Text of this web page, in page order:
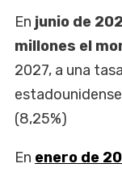
En junio de
millones el
2027, a una
(8,25%)
En enero de